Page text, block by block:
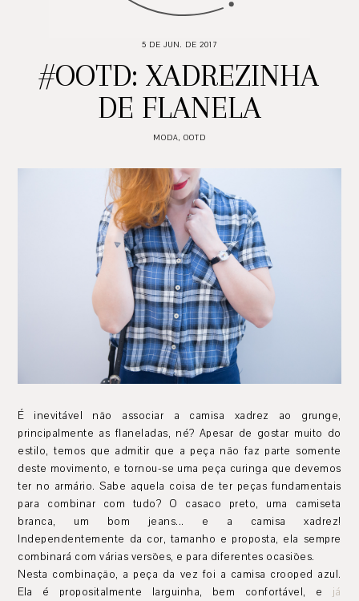
5 DE JUN. DE 2017
#OOTD: XADREZINHA
DE FLANELA
MODA, OOTD
É inevitável não associar a camisa xadrez ao grunge,
principalmente as flaneladas, né? Apesar de gostar muito do
estilo, temos que admitir que a peça não faz parte somente
deste movimento, e tornou-se uma peça curinga que devemos
ter no armário. Sabe aquela coisa de ter peças fundamentais
para combinar com tudo? O casaco preto, uma camiseta
branca, um bom jeans... e a camisa xadrez!
Independentemente da cor, tamanho e proposta, ela sempre
combinará com várias versões, e para diferentes ocasiões.
Nesta combinação, a peça da vez foi a camisa crooped azul.
Ela é propositalmente larguinha, bem confortável, e já